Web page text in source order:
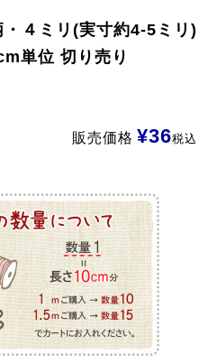
４ミリ(実寸約4-5ミリ)
単位 切り売り
販売価格 ¥36税込